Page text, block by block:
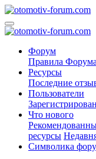
Форум
Правила Форума
Ресурсы
Последние
Пользователи
Что нового
ресурсы
Символика